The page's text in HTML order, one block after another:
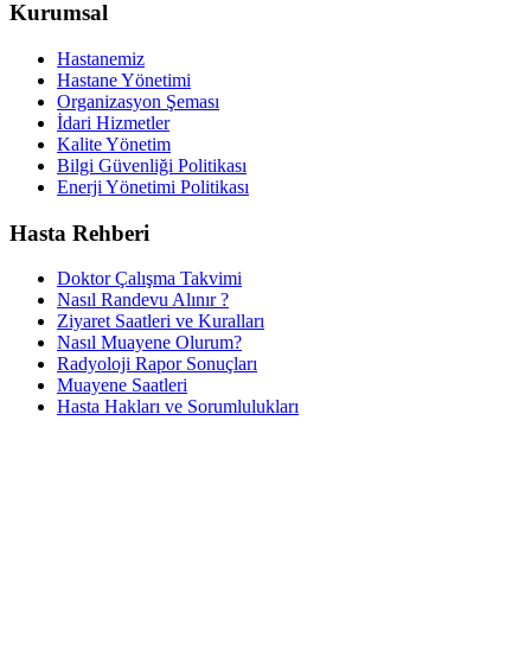
Kurumsal
Hastanemiz
Hastane Yönetimi
Organizasyon Şeması
İdari Hizmetler
Kalite Yönetim
Bilgi Güvenliği Politikası
Enerji Yönetimi Politikası
Hasta Rehberi
Doktor Çalışma Takvimi
Nasıl Randevu Alınır ?
Ziyaret Saatleri ve Kuralları
Nasıl Muayene Olurum?
Radyoloji Rapor Sonuçları
Muayene Saatleri
Hasta Hakları ve Sorumlulukları